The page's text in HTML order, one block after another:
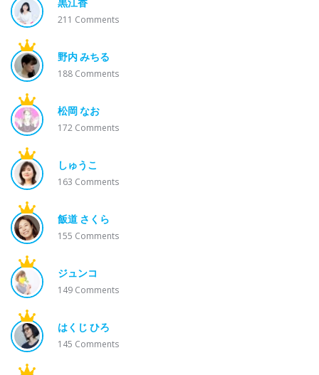
黒江香
211 Comments
野内 みちる
188 Comments
松岡 なお
172 Comments
しゅうこ
163 Comments
飯道 さくら
155 Comments
ジュンコ
149 Comments
はくじ ひろ
145 Comments